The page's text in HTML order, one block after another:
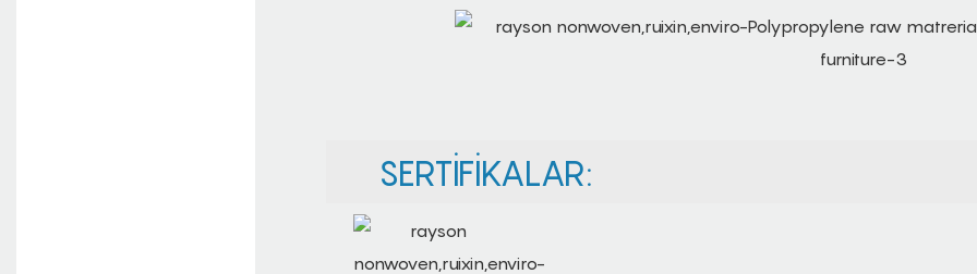
SERTIFIKALAR: